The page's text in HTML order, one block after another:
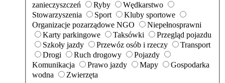
zanieczyszczeń
Ryby
Wędkarstwo
Stowarzyszenia
Sport
Kluby sportowe
Organizacje pozarządowe NGO
Niepełnosprawni
Karty parkingowe
Taksówki
Przegląd pojazdu
Szkoły jazdy
Przewóz osób i rzeczy
Transport
Drogi
Ruch drogowy
Pojazdy
Komunikacja
Prawo jazdy Mapy
Gospodarka
wodna
Zwierzęta